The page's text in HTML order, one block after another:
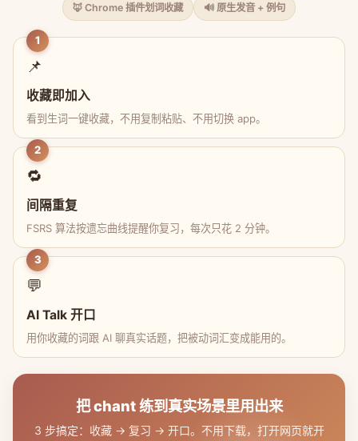
🦊 Chrome 插件划词收藏 🔊 原生发音 + 例句
1
📌
收藏即加入
看到生词一键收藏，不用复制粘贴、不用切换 app。
2
🔁
间隔重复
FSRS 算法按遗忘曲线提醒你复习，每次只花 2 分钟。
3
💬
AI Talk 开口
用你收藏的词跟 AI 聊真实话题，把被动词汇变成能用的。
把 chant 练到真实场景里用出来
3 步搞定：收藏 → 复习 → 开口。不用下载，打开网页就开